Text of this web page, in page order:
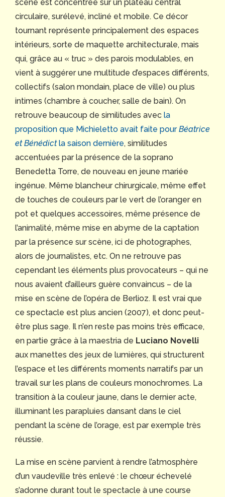
scène est concentrée sur un plateau central
circulaire, surélevé, incliné et mobile. Ce décor
tournant représente principalement des espaces
intérieurs, sorte de maquette architecturale, mais
qui, grâce au « truc » des parois modulables, en
vient à suggérer une multitude d’espaces différents,
collectifs (salon mondain, place de ville) ou plus
intimes (chambre à coucher, salle de bain). On
retrouve beaucoup de similitudes avec la
proposition que Michieletto avait faite pourBéatrice
et Bénédictla saison dernière, similitudes
accentuées par la présence de la soprano
Benedetta Torre, de nouveau en jeune mariée
ingénue. Même blancheur chirurgicale, même effet
de touches de couleurs par le vert de l’oranger en
pot et quelques accessoires, même présence de
l’animalité, même mise en abyme de la captation
par la présence sur scène, ici de photographes,
alors de journalistes, etc. On ne retrouve pas
cependant les éléments plus provocateurs – qui ne
nous avaient d’ailleurs guère convaincus – de la
mise en scène de l’opéra de Berlioz. Il est vrai que
ce spectacle est plus ancien (2007), et donc peut-
être plus sage. Il n’en reste pas moins très efficace,
en partie grâce à la maestria de Luciano Novelli
aux manettes des jeux de lumières, qui structurent
l’espace et les différents moments narratifs par un
travail sur les plans de couleurs monochromes. La
transition à la couleur jaune, dans le dernier acte,
illuminant les parapluies dansant dans le ciel
pendant la scène de l’orage, est par exemple très
réussie.
La mise en scène parvient à rendre l’atmosphère
d’un vaudeville très enlevé : le chœur échevelé
s’adonne durant tout le spectacle à une course